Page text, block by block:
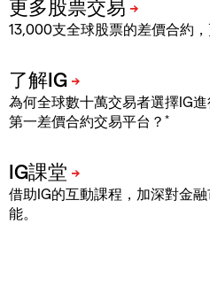
13,000支全球股票的差價合約
為何全球數十萬交易者選擇IG
第一差價合約交易平台？ *
借助IG的互動課程，加深對金
能。